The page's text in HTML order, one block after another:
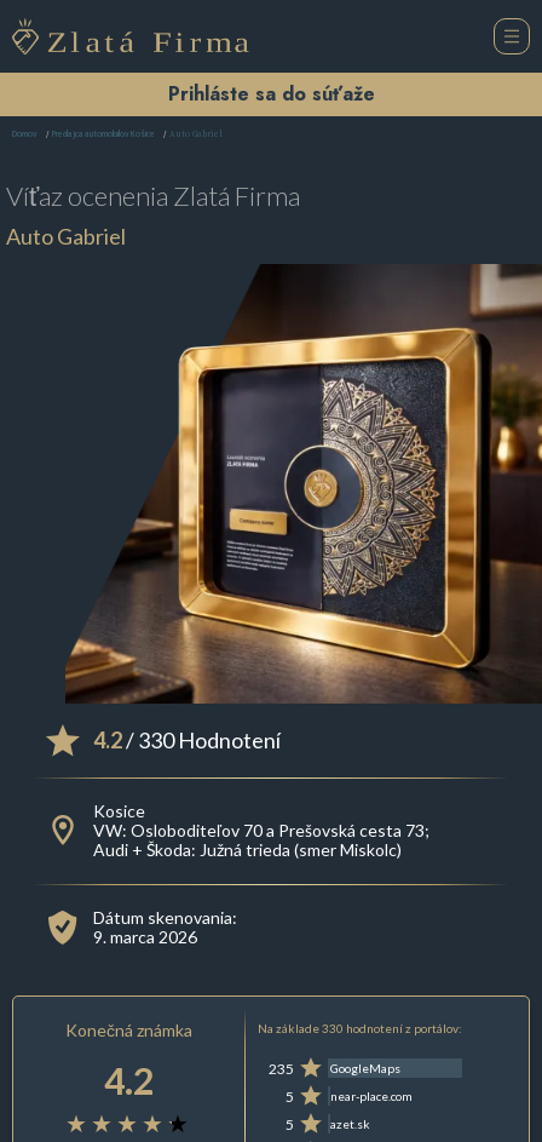
Prihláste sa do súťaže
Domov Predajca automobilov Košice Auto Gabriel
Víťaz ocenenia Zlatá Firma
Auto Gabriel
4.2/ 330 Hodnotení
Kosice
VW: Osloboditeľov 70 a Prešovská cesta 73;
Audi + Škoda: Južná trieda (smer Miskolc)
Dátum skenovania:
9. marca 2026
Konečná známka
4.2
Na základe 330 hodnotení z portálov:
235 GoogleMaps
5 near-place.com
5 azet.sk